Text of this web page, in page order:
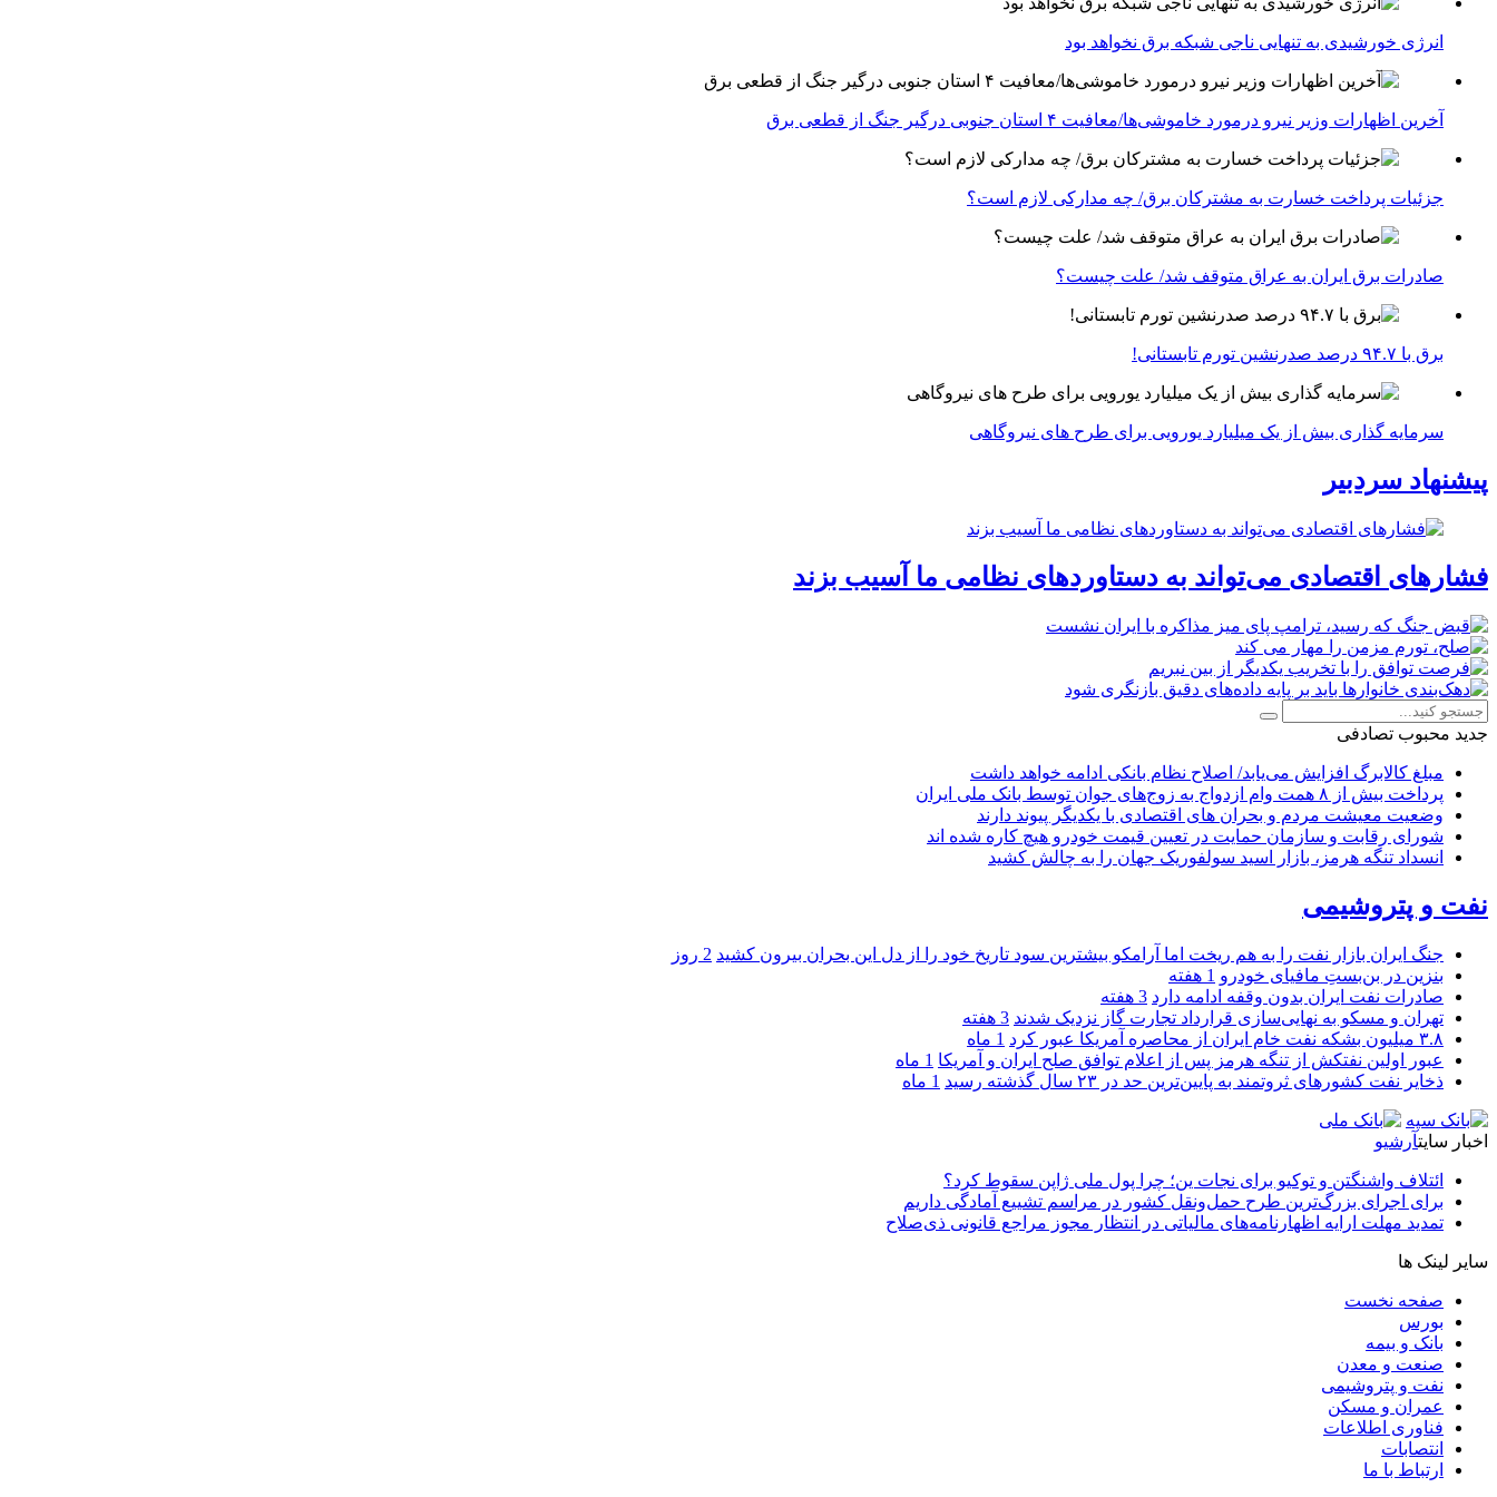
انرژی خورشیدی به تنهایی ناجی شبکه برق نخواهد بود
آخرین اظهارات وزیر نیرو درمورد خاموشی‌ها/معافیت ۴ استان جنوبی درگیر جنگ از قطعی برق
جزئیات پرداخت خسارت به مشترکان برق/ چه مدارکی لازم است؟
صادرات برق ایران به عراق متوقف شد/ علت چیست؟
برق با ۹۴.۷ درصد صدرنشین تورم تابستانی!
سرمایه گذاری بیش از یک میلیارد یورویی برای طرح های نیروگاهی
پیشنهاد سردبیر
فشارهای اقتصادی می‌تواند به دستاوردهای نظامی ما آسیب بزند
جدید محبوب تصادفی
مبلغ کالابرگ افزایش می‌یابد/ اصلاح نظام بانکی ادامه خواهد داشت
پرداخت بیش از ۸ همت وام ازدواج به زوج‌های جوان توسط بانک ملی ایران
وضعیت معیشت مردم و بحران های اقتصادی با یکدیگر پیوند دارند
شورای رقابت و سازمان حمایت در تعیین قیمت خودرو هیچ کاره شده اند
انسداد تنگه هرمز، بازار اسید سولفوریک جهان را به چالش کشید
نفت و پتروشیمی
جنگ ایران بازار نفت را به هم ریخت اما آرامکو بیشترین سود تاریخ خود را از دل این بحران بیرون کشید 2 روز
بنزین در بن‌بستِ مافیای خودرو 1 هفته
صادرات نفت ایران بدون وقفه ادامه دارد 3 هفته
تهران و مسکو به نهایی‌سازی قرارداد تجارت گاز نزدیک شدند 3 هفته
۳.۸ میلیون بشکه نفت خام ایران از محاصره آمریکا عبور کرد
1 ماه
عبور اولین نفتکش از تنگه هرمز پس از اعلام توافق صلح ایران و آمریکا 1 ماه
ذخایر نفت کشورهای ثروتمند به پایین‌ترین حد در ۲۳ سال گذشته رسید
1 ماه
اخبار سایتآرشیو
ائتلاف واشنگتن و توکیو برای نجات ین؛ چرا پول ملی ژاپن سقوط کرد؟
برای اجرای بزرگ‌ترین طرح حمل‌ونقل کشور در مراسم تشییع آمادگی داریم
تمدید مهلت ارایه اظهارنامه‌های مالیاتی در انتظار مجوز مراجع قانونی ذی‌‏صلاح
سایر لینک ها
صفحه نخست
بورس
بانک و بیمه
صنعت و معدن
نفت و پتروشیمی
عمران و مسکن
فناوری اطلاعات
انتصابات
ارتباط با ما